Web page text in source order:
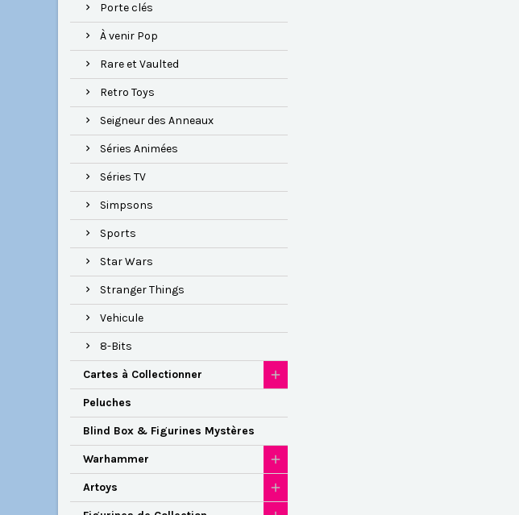
Porte clés
À venir Pop
Rare et Vaulted
Retro Toys
Seigneur des Anneaux
Séries Animées
Séries TV
Simpsons
Sports
Star Wars
Stranger Things
Vehicule
8-Bits
Cartes à Collectionner
Peluches
Blind Box & Figurines Mystères
Warhammer
Artoys